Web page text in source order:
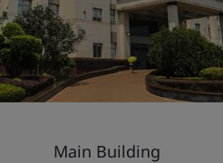
Main Building